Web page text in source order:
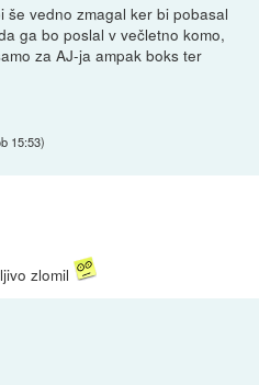
še vedno zmagal ker bi pobasal
ga bo poslal v večletno komo,
za AJ-ja ampak boks ter
15:53)
zlomil